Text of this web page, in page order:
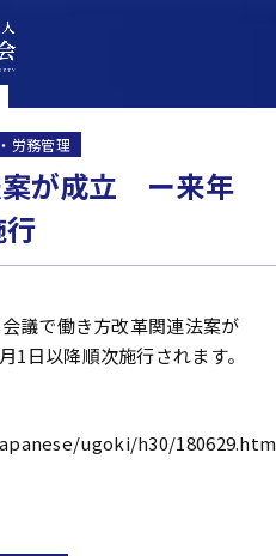
労務管理
案が成立 ー来年
議で働き方改革関連法案が
1日以降順次施行されます。
ugoki/h30/